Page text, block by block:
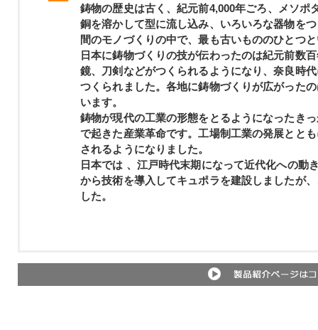
鋳物の歴史は古く、紀元前4,000年ごろ、
メソポ
銅を溶かして型に流し込み、いろいろな器物を
間のモノづくりの中で、最も古いもののひとつ
日本に鋳物づくりの技が伝わったのは紀元前数
鏡、 刀剣 などがつくられるようになり、奈良時
つくられました。各地に鋳物づくりが広がった
います。
鋳物が現代の工業の形態をとるようになったき
で起きた産業革命です。工場制工業の発展とと
されるようになりました。
日本では 、江戸時代末期になって近代化への動
から技術を導入してキュポラを建設しましたが
した。